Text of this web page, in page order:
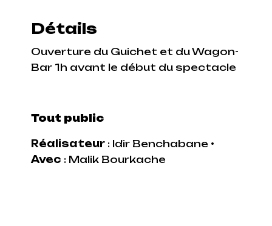
Détails
Ouverture du Guichet et du Wagon-
Bar 1h avant le début du spectacle
Tout public
Réalisateur: Idir Benchabane •
Avec : Malik Bourkache